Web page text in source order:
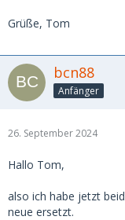
Grüße, Tom
bcn88
Anfänger
26. September 2024
Hallo Tom,
also ich habe jetzt
neue ersetzt.